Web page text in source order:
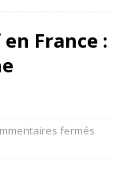
France :
fermés